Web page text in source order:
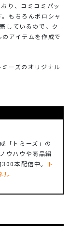
り、コミコミパッ
もちろんポロシャ
しているので、ク
アイテムを作成で
ーズのオリジナル
「トミーズ」の
ウハウや商品紹
本配信中。
ト
ル